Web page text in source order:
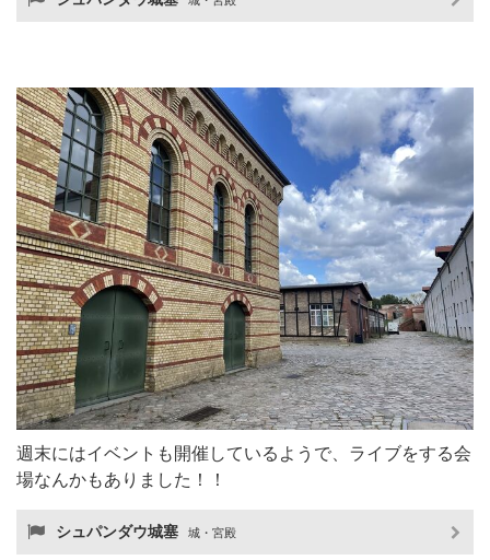
週末にはイベントも開催しているようで、ライブをする会
場なんかもありました！！
シュパンダウ城塞 城・宮殿